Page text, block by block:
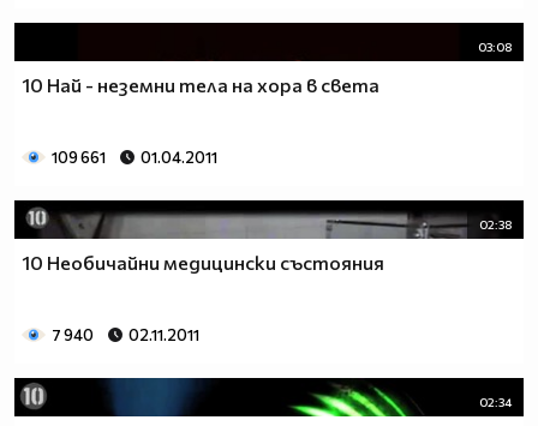
03:08
10 Най - неземни тела на хора в света
109 661 01.04.2011
02:38
10 Необичайни медицински състояния
7 940 02.11.2011
02:34